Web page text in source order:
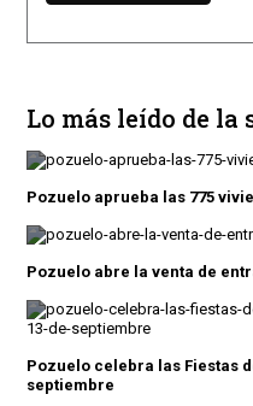
Lo más leído de la
Pozuelo aprueba las 775
Pozuelo abre la venta de
Pozuelo celebra las Fiestas
septiembre